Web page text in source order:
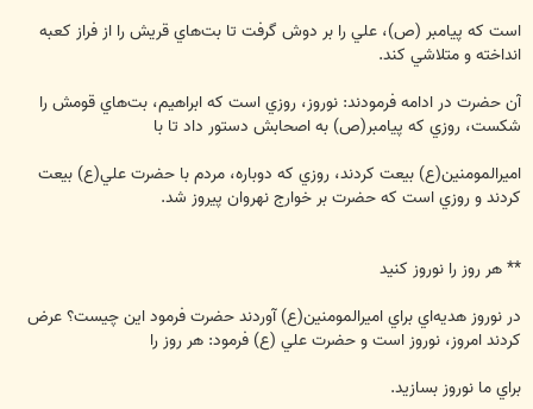
است كه پيامبر (ص)، علي‌ را بر دوش گرفت تا بت‌هاي قريش را از فراز كعبه
انداخته و متلاشي كند.
آن حضرت در ادامه فرمودند: نوروز، روزي است كه ابراهيم، بت‌هاي قومش را
شكست، روزي كه پيامبر‌(ص) به اصحابش دستور داد تا با
اميرالمومنين‌(ع) بيعت كردند، روزي كه دوباره، مردم با حضرت علي‌(ع) بيعت
كردند و روزي است كه حضرت بر خوارج نهروان پيروز شد.
** هر روز را نوروز كنيد
در نوروز هديه‌اي براي اميرالمومنين‌(ع) آوردند حضرت فرمود اين چيست؟ عرض
كردند امروز، نوروز است و حضرت علي (ع) فرمود: هر روز را
براي ما نوروز بسازيد.